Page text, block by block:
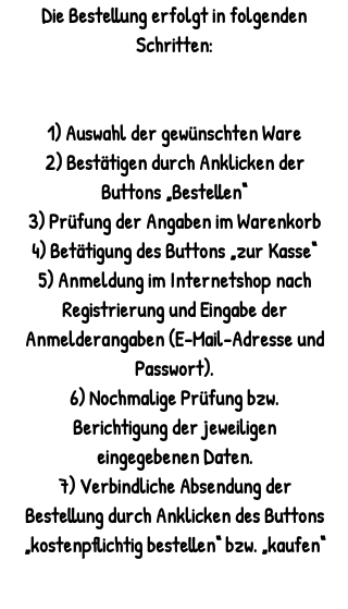
Die Bestellung erfolgt in folgenden
Schritten:
1) Auswahl der gewünschten Ware
2) Bestätigen durch Anklicken der
Buttons „Bestellen“
3) Prüfung der Angaben im Warenkorb
4) Betätigung des Buttons „zur Kasse“
5) Anmeldung im Internetshop nach
Registrierung und Eingabe der
Anmelderangaben (E-Mail-Adresse und
Passwort).
6) Nochmalige Prüfung bzw.
Berichtigung der jeweiligen
eingegebenen Daten.
7) Verbindliche Absendung der
Bestellung durch Anklicken des Buttons
„kostenpflichtig bestellen“ bzw. „kaufen“